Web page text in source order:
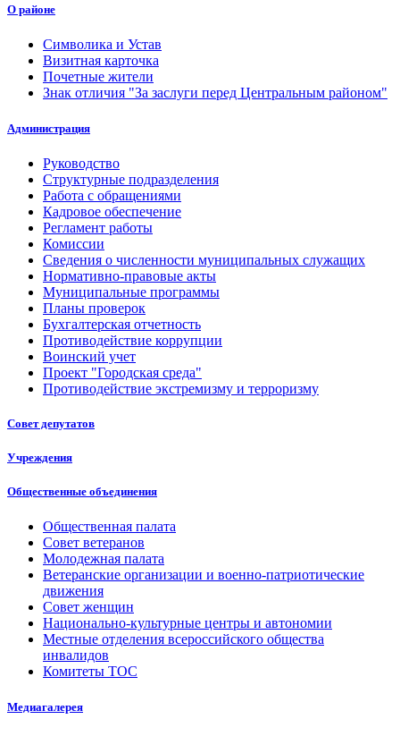
О районе
Символика и Устав
Визитная карточка
Почетные жители
Знак отличия "За заслуги перед Центральным районом"
Администрация
Руководство
Структурные подразделения
Работа с обращениями
Кадровое обеспечение
Регламент работы
Комиссии
Сведения о численности муниципальных служащих
Нормативно-правовые акты
Муниципальные программы
Планы проверок
Бухгалтерская отчетность
Противодействие коррупции
Воинский учет
Проект "Городская среда"
Противодействие экстремизму и терроризму
Совет депутатов
Учреждения
Общественные объединения
Общественная палата
Совет ветеранов
Молодежная палата
Ветеранские организации и военно-патриотические
движения
Совет женщин
Национально-культурные центры и автономии
Местные отделения всероссийского общества
инвалидов
Комитеты ТОС
Медиагалерея